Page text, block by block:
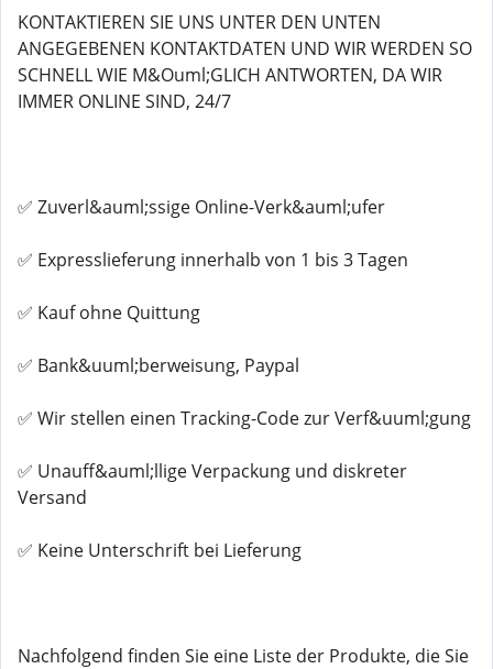
KONTAKTIEREN SIE UNS UNTER DEN UNTEN
ANGEGEBENEN KONTAKTDATEN UND WIR WERDEN SO
SCHNELL WIE M&Ouml;GLICH ANTWORTEN, DA WIR
IMMER ONLINE SIND, 24/7
✅ Zuverl&auml;ssige Online-Verk&auml;ufer
✅ Expresslieferung innerhalb von 1 bis 3 Tagen
✅ Kauf ohne Quittung
✅ Bank&uuml;berweisung, Paypal
✅ Wir stellen einen Tracking-Code zur Verf&uuml;gung
✅ Unauff&auml;llige Verpackung und diskreter
Versand
✅ Keine Unterschrift bei Lieferung
Nachfolgend finden Sie eine Liste der Produkte, die Sie